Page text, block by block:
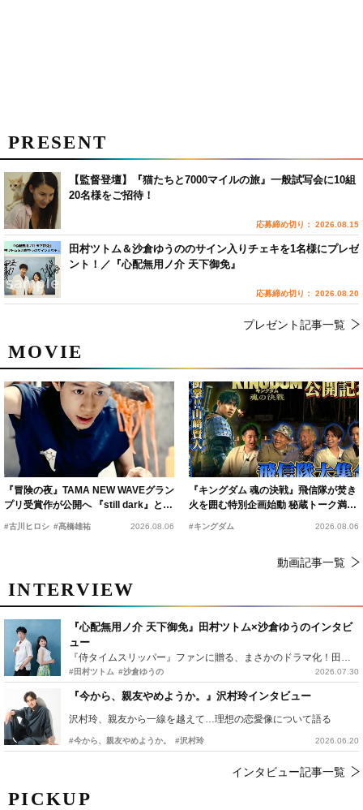
PICKUP
MOVIE
『冒険の夜』TAMA NEW WAVEグラン
プリ受賞作が公開へ 『still dark』と同
時上映決定
#古川ヒロシ #髙橋雄祐 2026.08.06
『キングダム 魂の決戦』飛信隊が焚き
火を囲む特別企画始動 秘蔵トーク満載
の“キングダムキャンプ”開催
#キングダム 2026.08.06
動画記事一覧
INTERVIEW
『心配無用ノ介 天下御免』田村ツトム×沙倉ゆうのインタビ
ュー
『侍タイムスリッパー』ファンに贈る、まさかのドラマ化！田村ツトム×沙倉ゆうのが語る『心配無用ノ介』撮影秘話
#田村ツトム #沙倉ゆうの 2026.07.30
『今から、親友やめようか。』沢村玲インタビュー
沢村玲、親友から一線を越えて…理想の恋愛像について語る
#今から、親友やめようか。 #沢村玲 2026.06.20
インタビュー記事一覧
PRESENT
【監督登壇】『猫たちと7000マイルの旅』一般試写会に10組
20名様をご招待！
応募締め切り： 2026.08.15
田村ツトム＆沙倉ゆうののサイン入りチェキを1名様にプレゼ
ント！／『心配無用ノ介 天下御免』
応募締め切り： 2026.08.20
プレゼント記事一覧